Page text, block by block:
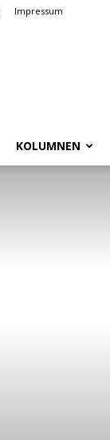
Impressum
KOLUMNEN